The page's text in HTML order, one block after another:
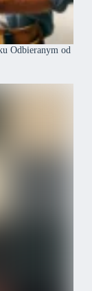
Odbieranym od